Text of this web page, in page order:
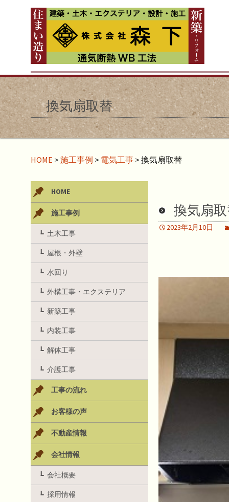
換気扇取替
HOME > 施工事例 > 電気工事 > 換気扇取替
換気扇
2023年2月10日
HOME
施工事例
土木工事
屋根・外壁
水回り
外構工事・エクステリア
新築工事
内装工事
解体工事
介護工事
工事の流れ
お客様の声
不動産情報
会社情報
会社概要
採用情報